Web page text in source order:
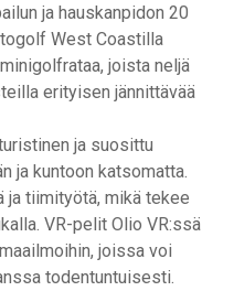
ja hauskanpidon 20
West Coastilla
joista neljä
erityisen jännittävää
ja suosittu
ja kuntoon katsomatta.
ja tiimityötä, mikä tekee
VR-pelit Olio VR:ssä
joissa voi
todentuntuisesti.